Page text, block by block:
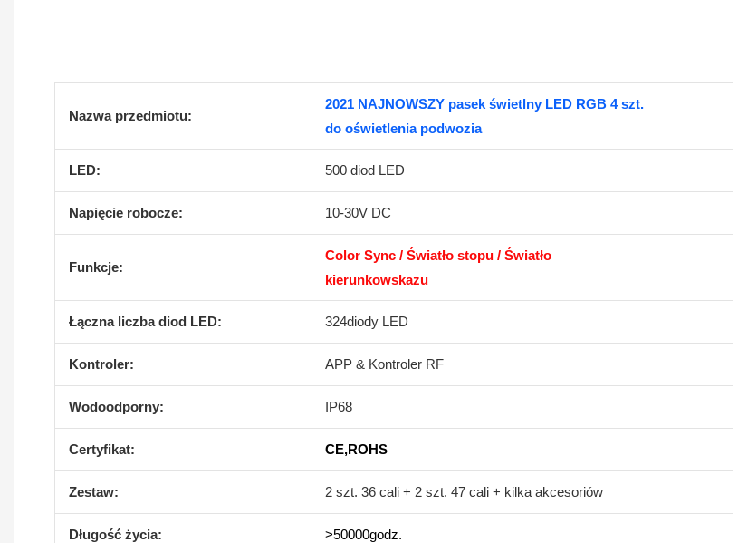
Nazwa przedmiotu:
2021 NAJNOWSZY pasek świetlny LED RGB 4 szt.
do oświetlenia podwozia
LED: 500 diod LED
Napięcie robocze: 10-30V DC
Funkcje:
Color Sync / Światło stopu / Światło
kierunkowskazu
Łączna liczba diod LED: 324diody LED
Kontroler: APP & Kontroler RF
Wodoodporny: IP68
Certyfikat: CE,ROHS
Zestaw: 2 szt. 36 cali + 2 szt. 47 cali + kilka akcesoriów
Długość życia: >50000godz.